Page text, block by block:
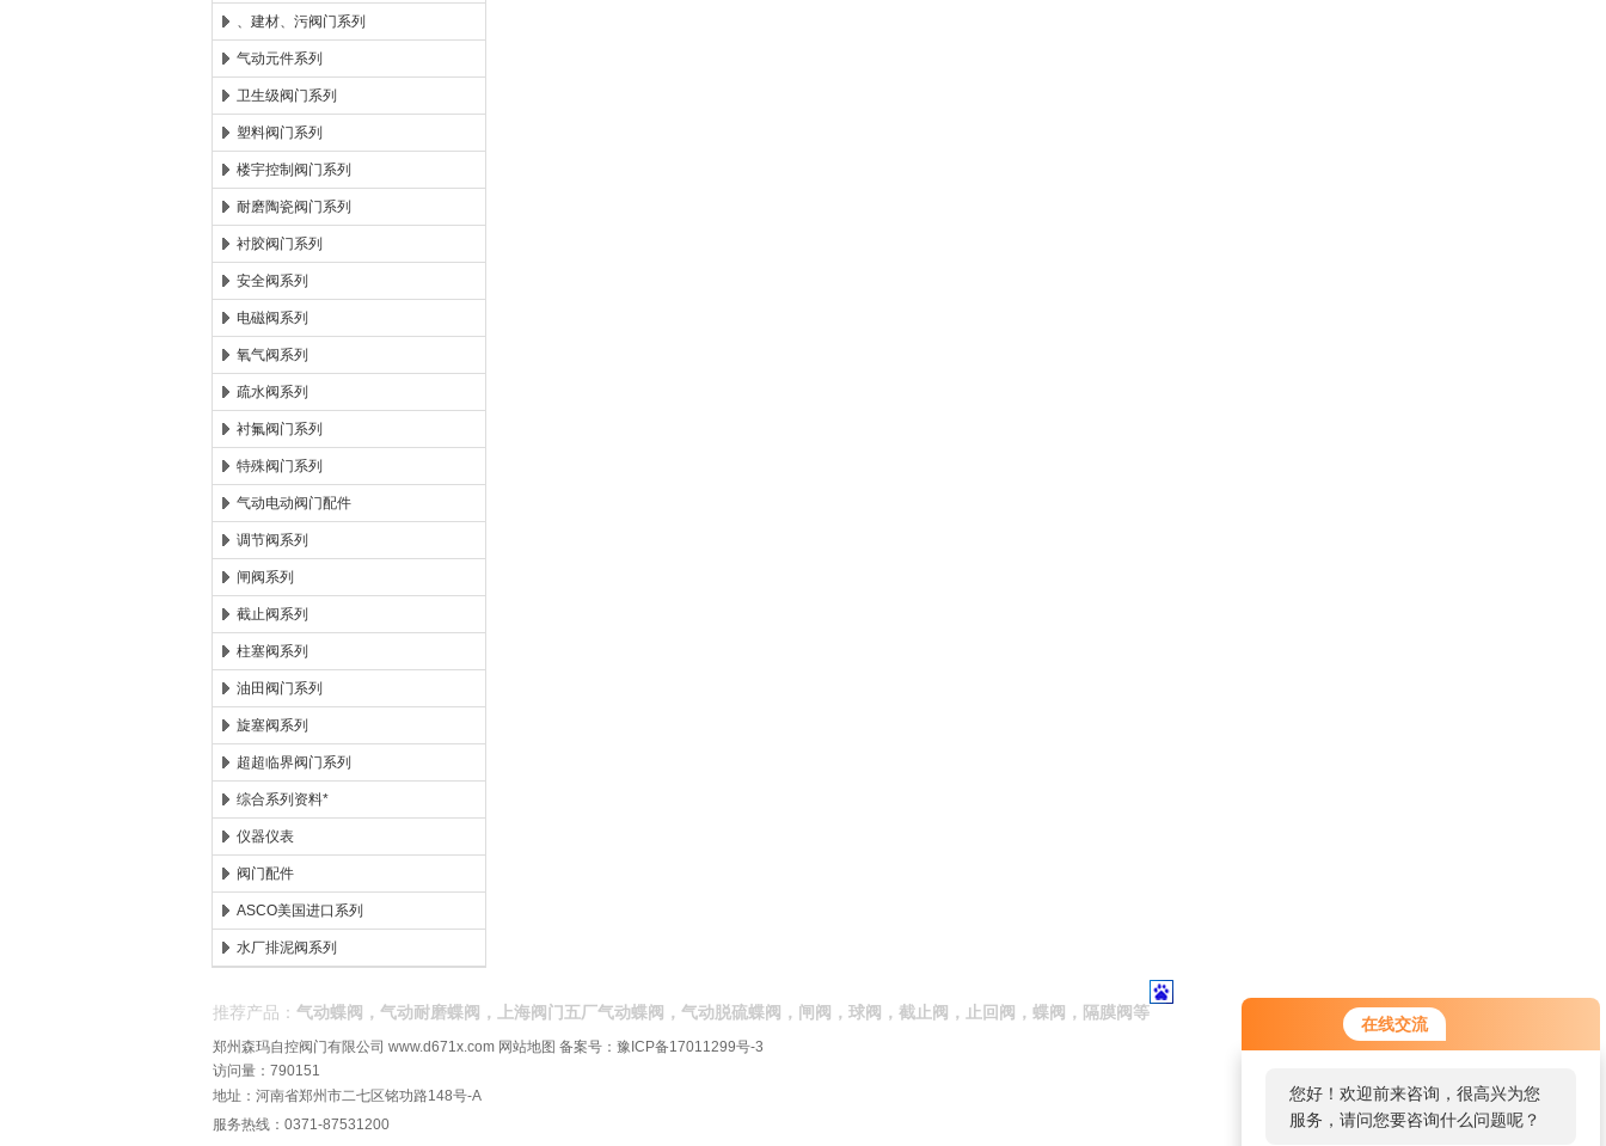
在线交流
您好！欢迎前来咨询，很高兴为您
服务，请问您要咨询什么问题呢？
、建材、污阀门系列
气动元件系列
卫生级阀门系列
塑料阀门系列
楼宇控制阀门系列
耐磨陶瓷阀门系列
衬胶阀门系列
安全阀系列
电磁阀系列
氧气阀系列
疏水阀系列
衬氟阀门系列
特殊阀门系列
气动电动阀门配件
调节阀系列
闸阀系列
截止阀系列
柱塞阀系列
油田阀门系列
旋塞阀系列
超超临界阀门系列
综合系列资料*
仪器仪表
阀门配件
ASCO美国进口系列
水厂排泥阀系列
推荐产品： 气动蝶阀，气动耐磨蝶阀，上海阀门五厂气动蝶阀，气动脱硫蝶阀，闸阀，球阀，截止阀，止回阀，蝶阀，隔膜阀等
郑州森玛自控阀门有限公司 www.d671x.com 网站地图 备案号： 豫ICP备17011299号-3
访问量：790151
地址：河南省郑州市二七区铭功路148号-A
服务热线：0371-87531200